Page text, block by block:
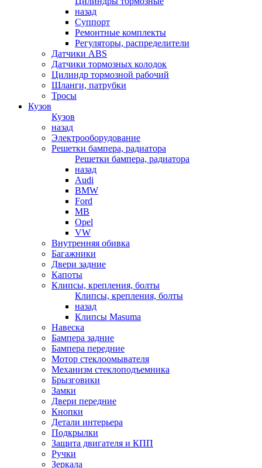
назад
Суппорт
Ремонтные комплекты
Регуляторы, распределители
Датчики ABS
Датчики тормозных колодок
Цилиндр тормозной рабочий
Шланги, патрубки
Тросы
Кузов
Кузов
назад
Электрооборудование
Решетки бампера, радиатора
Решетки бампера, радиатора
назад
Audi
BMW
Ford
MB
Opel
VW
Внутренняя обивка
Багажники
Двери задние
Капоты
Клипсы, крепления, болты
Клипсы, крепления, болты
назад
Клипсы Masuma
Навеска
Бампера задние
Бампера передние
Мотор стеклоомывателя
Механизм стеклоподъемника
Брызговики
Замки
Двери передние
Кнопки
Детали интерьера
Подкрылки
Защита двигателя и КПП
Ручки
Зеркала